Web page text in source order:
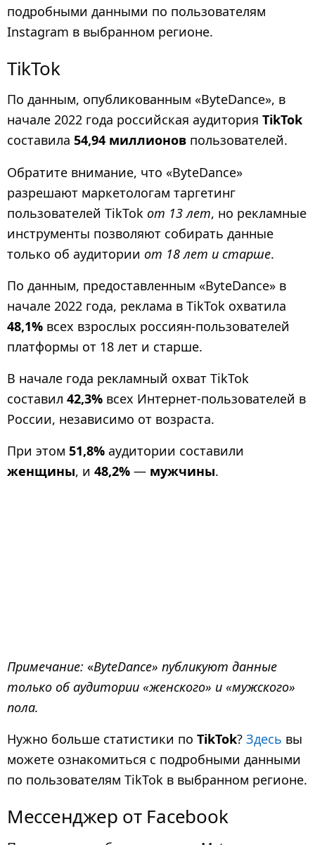
подробными данными по пользователям
Instagram в выбранном регионе.
TikTok
По данным, опубликованным «ByteDance», в
начале 2022 года российская аудитория TikTok
составила 54,94 миллионов пользователей.
Обратите внимание, что «ByteDance»
разрешают маркетологам таргетинг
пользователей TikTok от 13 лет, но рекламные
инструменты позволяют собирать данные
только об аудитории от 18 лет и старше.
По данным, предоставленным «ByteDance» в
начале 2022 года, реклама в TikTok охватила
48,1% всех взрослых россиян-пользователей
платформы от 18 лет и старше.
В начале года рекламный охват TikTok
составил 42,3% всех Интернет-пользователей в
России, независимо от возраста.
При этом 51,8% аудитории составили
женщины, и 48,2% — мужчины.
Примечание: «ByteDance» публикуют данные
только об аудитории «женского» и «мужского»
пола.
Нужно больше статистики по TikTok? Здесь вы
можете ознакомиться с подробными данными
по пользователям TikTok в выбранном регионе.
Мессенджер от Facebook